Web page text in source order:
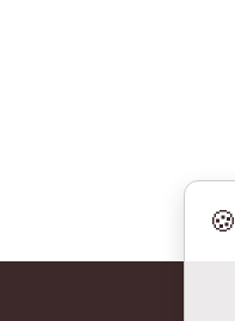
🍪
Эти куки